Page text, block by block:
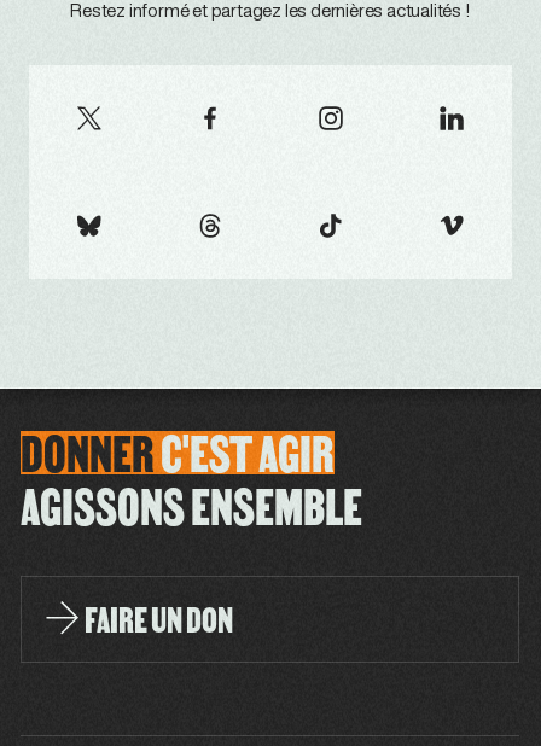
Restez informé et partagez les dernières actualités !
DONNERC'ESTAGIR
AGISSONS ENSEMBLE
FAIRE UN DON